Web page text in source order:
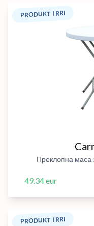
PRODUKT I RRI
Преклопна маса
49.34 eur
PRODUKT I RRI